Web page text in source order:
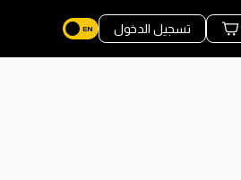
المفضلة
محتويات السلة
تسجيل الدخول